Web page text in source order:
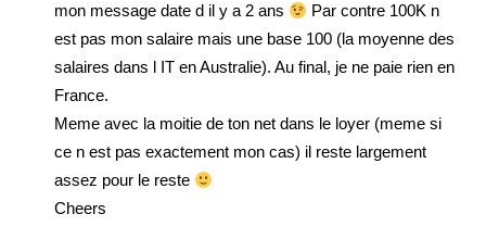
mon message date d il y a 2 ans
Par contre 100K n
est pas mon salaire mais une base 100 (la moyenne des
salaires dans l IT en Australie). Au final, je ne paie rien en
France.
Meme avec la moitie de ton net dans le loyer (meme si
ce n est pas exactement mon cas) il reste largement
assez pour le reste
Cheers